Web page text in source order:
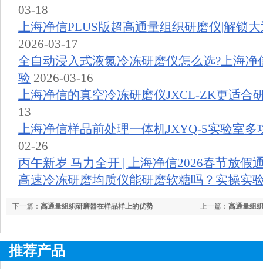
03-18
上海净信PLUS版超高通量组织研磨仪|解锁
2026-03-17
全自动浸入式液氮冷冻研磨仪怎么选?上海
验 2026-03-16
上海净信的真空冷冻研磨仪JXCL-ZK更适合
13
上海净信样品前处理一体机JXYQ-5实验室
02-26
丙午新岁 马力全开 | 上海净信2026春节放假
高速冷冻研磨均质仪能研磨软糖吗？实操实
上一篇： 高通量组
下一篇： 高通量组织研磨器在样品样上的优势
推荐产品